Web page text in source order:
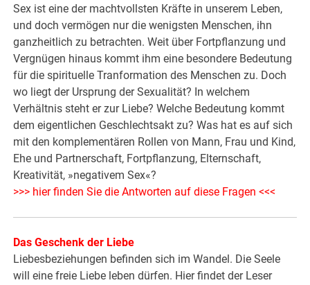
Sex ist eine der machtvollsten Kräfte in unserem Leben,
und doch vermögen nur die wenigsten Menschen, ihn
ganzheitlich zu betrachten. Weit über Fortpflanzung und
Vergnügen hinaus kommt ihm eine besondere Bedeutung
für die spirituelle Tranformation des Menschen zu. Doch
wo liegt der Ursprung der Sexualität? In welchem
Verhältnis steht er zur Liebe? Welche Bedeutung kommt
dem eigentlichen Geschlechtsakt zu? Was hat es auf sich
mit den komplementären Rollen von Mann, Frau und Kind,
Ehe und Partnerschaft, Fortpflanzung, Elternschaft,
Kreativität, »negativem Sex«?
>>> hier finden Sie die Antworten auf diese Fragen <<<
Das Geschenk der Liebe
Liebesbeziehungen befinden sich im Wandel. Die Seele
will eine freie Liebe leben dürfen. Hier findet der Leser